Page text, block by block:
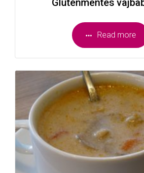
Read more